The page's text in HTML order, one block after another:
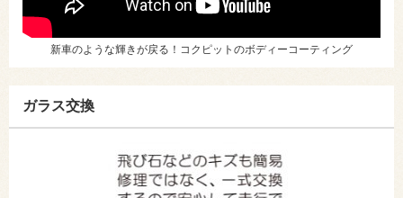
新車のような輝きが戻る！コクピットのボディーコーティング
ガラス交換